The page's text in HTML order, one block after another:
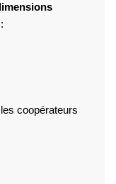
coopérateurs